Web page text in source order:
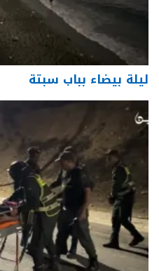
ليلة بيضاء بباب سبتة